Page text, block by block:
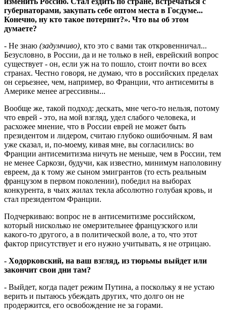
губернато­рами, закупать себе оптом места в Госдуме...
Конечно, ну кто такое потерпит?». Что вы об этом
думаете?
- Не знаю (задумчиво), кто это с вами так откровенничал...
Безусловно, в России, да и не только в ней, еврейский вопрос
существует - он, если уж на то пошло, стоит почти во всех
странах. Честно говоря, не думаю, что в российских пределах
он серьезнее, чем, например, во Франции, что антисемиты в
Америке менее агрессивны...
Вообще же, такой подход: дескать, мне чего-то нельзя, потому
что еврей - это, на мой взгляд, удел слабого человека, и
расхожее мнение, что в России еврей не может быть
президентом и лидером, считаю глубоко ошибочным. Я вам
уже сказал, и, по-моему, кивая мне, вы согласились: во
Франции антисемитизма ничуть не меньше, чем в России, тем
не менее Саркози, будучи, как известно, минимум наполовину
евреем, да к тому же сыном эмигрантов (то есть реальным
французом в первом поколении), победил на выборах
конкурента, в чьих жилах текла абсолютно голубая кровь, и
стал президентом Франции.
Подчеркиваю: вопрос не в антисемитизме российском,
который нисколько не омерзительнее французского или
какого-то другого, а в политической воле, а то, что этот
фактор присутствует и его нужно учитывать, я не отрицаю.
- Ходорковский, на ваш взгляд, из тюрьмы выйдет или
закончит свои дни там?
- Выйдет, когда падет режим Путина, а поскольку я не устаю
верить и пытаюсь убеждать других, что долго он не
продержится, его освобождение не за горами.